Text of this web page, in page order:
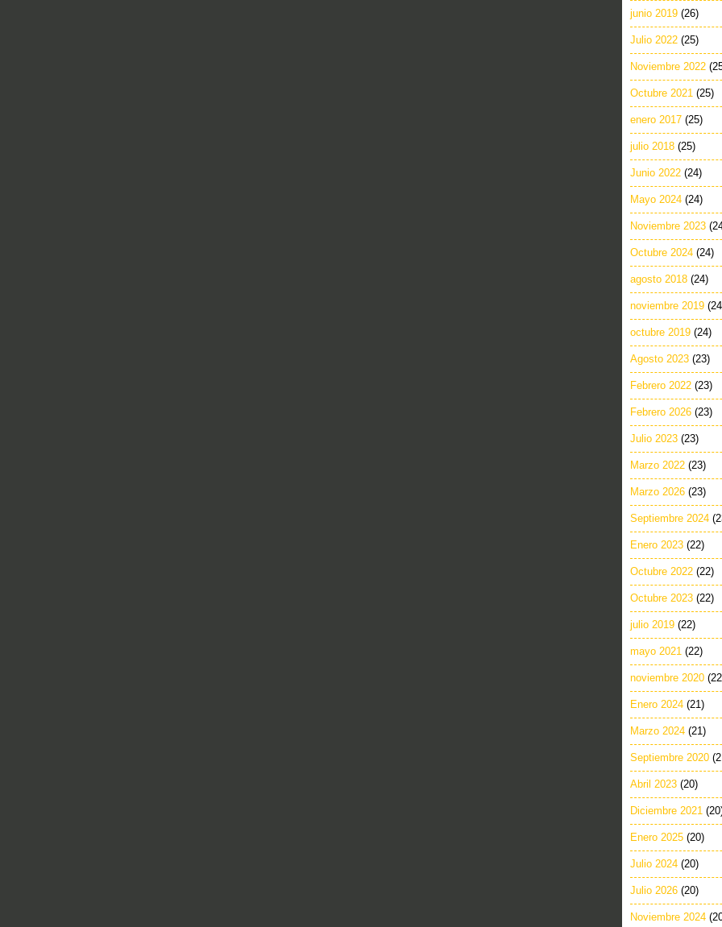
junio 2019 (26)
Julio 2022 (25)
Noviembre 2022
Octubre 2021 (25)
enero 2017 (25)
julio 2018 (25)
Junio 2022 (24)
Mayo 2024 (24)
Noviembre 2023
Octubre 2024 (24)
agosto 2018 (24)
noviembre 2019
octubre 2019 (24)
Agosto 2023 (23)
Febrero 2022 (23)
Febrero 2026 (23)
Julio 2023 (23)
Marzo 2022 (23)
Marzo 2026 (23)
Septiembre 2024
Enero 2023 (22)
Octubre 2022 (22)
Octubre 2023 (22)
julio 2019 (22)
mayo 2021 (22)
noviembre 2020
Enero 2024 (21)
Marzo 2024 (21)
Septiembre 2020
Abril 2023 (20)
Diciembre 2021
Enero 2025 (20)
Julio 2024 (20)
Julio 2026 (20)
Noviembre 2024